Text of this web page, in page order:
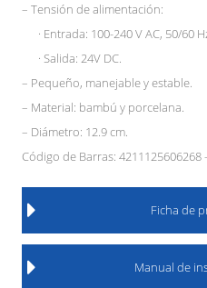
– Tensión de alimentación:
· Entrada: 100-240 V AC, 50/60
· Salida: 24V DC.
– Pequeño, manejable y estable.
– Material: bambú y porcelana.
– Diámetro: 12.9 cm.
Código de Barras:
Ficha de
Manual de